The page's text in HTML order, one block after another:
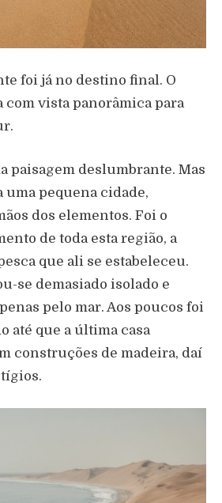
foi já no destino final. O
com vista panorâmica para
paisagem deslumbrante. Mas
pequena cidade,
dos elementos. Foi o
de toda esta região, a
que ali se estabeleceu.
se demasiado isolado e
pelo mar. Aos poucos foi
até que a última casa
construções de madeira, daí